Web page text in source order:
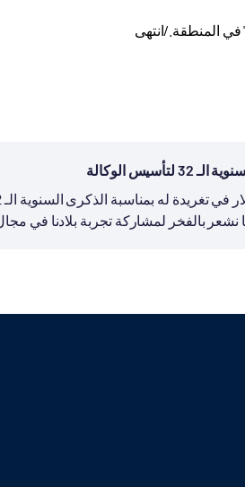
الوكالة